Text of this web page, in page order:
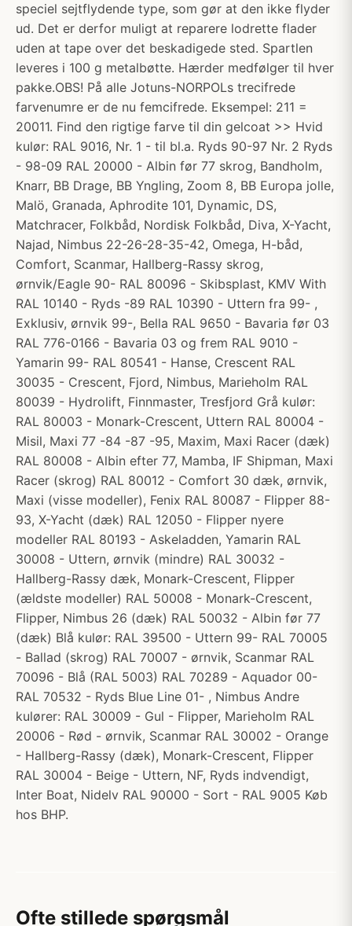
speciel sejtflydende type, som gør at den ikke flyder
ud. Det er derfor muligt at reparere lodrette flader
uden at tape over det beskadigede sted. Spartlen
leveres i 100 g metalbøtte. Hærder medfølger til hver
pakke.OBS! På alle Jotuns-NORPOLs trecifrede
farvenumre er de nu femcifrede. Eksempel: 211 =
20011. Find den rigtige farve til din gelcoat >> Hvid
kulør: RAL 9016, Nr. 1 - til bl.a. Ryds 90-97 Nr. 2 Ryds
- 98-09 RAL 20000 - Albin før 77 skrog, Bandholm,
Knarr, BB Drage, BB Yngling, Zoom 8, BB Europa jolle,
Malö, Granada, Aphrodite 101, Dynamic, DS,
Matchracer, Folkbåd, Nordisk Folkbåd, Diva, X-Yacht,
Najad, Nimbus 22-26-28-35-42, Omega, H-båd,
Comfort, Scanmar, Hallberg-Rassy skrog,
ørnvik/Eagle 90- RAL 80096 - Skibsplast, KMV With
RAL 10140 - Ryds -89 RAL 10390 - Uttern fra 99- ,
Exklusiv, ørnvik 99-, Bella RAL 9650 - Bavaria før 03
RAL 776-0166 - Bavaria 03 og frem RAL 9010 -
Yamarin 99- RAL 80541 - Hanse, Crescent RAL
30035 - Crescent, Fjord, Nimbus, Marieholm RAL
80039 - Hydrolift, Finnmaster, Tresfjord Grå kulør:
RAL 80003 - Monark-Crescent, Uttern RAL 80004 -
Misil, Maxi 77 -84 -87 -95, Maxim, Maxi Racer (dæk)
RAL 80008 - Albin efter 77, Mamba, IF Shipman, Maxi
Racer (skrog) RAL 80012 - Comfort 30 dæk, ørnvik,
Maxi (visse modeller), Fenix RAL 80087 - Flipper 88-
93, X-Yacht (dæk) RAL 12050 - Flipper nyere
modeller RAL 80193 - Askeladden, Yamarin RAL
30008 - Uttern, ørnvik (mindre) RAL 30032 -
Hallberg-Rassy dæk, Monark-Crescent, Flipper
(ældste modeller) RAL 50008 - Monark-Crescent,
Flipper, Nimbus 26 (dæk) RAL 50032 - Albin før 77
(dæk) Blå kulør: RAL 39500 - Uttern 99- RAL 70005
- Ballad (skrog) RAL 70007 - ørnvik, Scanmar RAL
70096 - Blå (RAL 5003) RAL 70289 - Aquador 00-
RAL 70532 - Ryds Blue Line 01- , Nimbus Andre
kulører: RAL 30009 - Gul - Flipper, Marieholm RAL
20006 - Rød - ørnvik, Scanmar RAL 30002 - Orange
- Hallberg-Rassy (dæk), Monark-Crescent, Flipper
RAL 30004 - Beige - Uttern, NF, Ryds indvendigt,
Inter Boat, Nidelv RAL 90000 - Sort - RAL 9005 Køb
hos BHP.
Ofte stillede spørgsmål